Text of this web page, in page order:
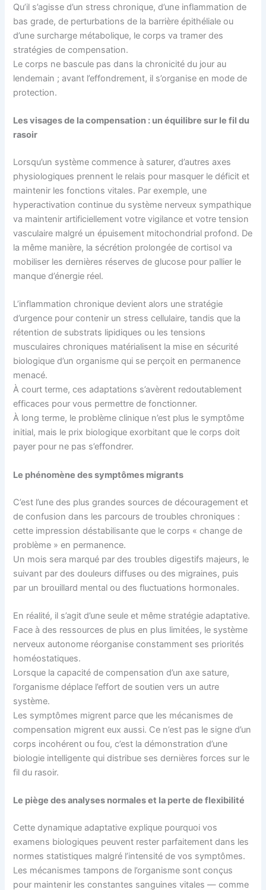
Qu’il s’agisse d’un stress chronique, d’une inflammation de
bas grade, de perturbations de la barrière épithéliale ou
d’une surcharge métabolique, le corps va tramer des
stratégies de compensation.
Le corps ne bascule pas dans la chronicité du jour au
lendemain ; avant l’effondrement, il s’organise en mode de
protection.
Les visages de la compensation : un équilibre sur le fil du
rasoir
Lorsqu’un système commence à saturer, d’autres axes
physiologiques prennent le relais pour masquer le déficit et
maintenir les fonctions vitales. Par exemple, une
hyperactivation continue du système nerveux sympathique
va maintenir artificiellement votre vigilance et votre tension
vasculaire malgré un épuisement mitochondrial profond. De
la même manière, la sécrétion prolongée de cortisol va
mobiliser les dernières réserves de glucose pour pallier le
manque d’énergie réel.
L’inflammation chronique devient alors une stratégie
d’urgence pour contenir un stress cellulaire, tandis que la
rétention de substrats lipidiques ou les tensions
musculaires chroniques matérialisent la mise en sécurité
biologique d’un organisme qui se perçoit en permanence
menacé.
À court terme, ces adaptations s’avèrent redoutablement
efficaces pour vous permettre de fonctionner.
À long terme, le problème clinique n’est plus le symptôme
initial, mais le prix biologique exorbitant que le corps doit
payer pour ne pas s’effondrer.
Le phénomène des symptômes migrants
C’est l’une des plus grandes sources de découragement et
de confusion dans les parcours de troubles chroniques :
cette impression déstabilisante que le corps « change de
problème » en permanence.
Un mois sera marqué par des troubles digestifs majeurs, le
suivant par des douleurs diffuses ou des migraines, puis
par un brouillard mental ou des fluctuations hormonales.
En réalité, il s’agit d’une seule et même stratégie adaptative.
Face à des ressources de plus en plus limitées, le système
nerveux autonome réorganise constamment ses priorités
homéostatiques.
Lorsque la capacité de compensation d’un axe sature,
l’organisme déplace l’effort de soutien vers un autre
système.
Les symptômes migrent parce que les mécanismes de
compensation migrent eux aussi. Ce n’est pas le signe d’un
corps incohérent ou fou, c’est la démonstration d’une
biologie intelligente qui distribue ses dernières forces sur le
fil du rasoir.
Le piège des analyses normales et la perte de flexibilité
Cette dynamique adaptative explique pourquoi vos
examens biologiques peuvent rester parfaitement dans les
normes statistiques malgré l’intensité de vos symptômes.
Les mécanismes tampons de l’organisme sont conçus
pour maintenir les constantes sanguines vitales — comme